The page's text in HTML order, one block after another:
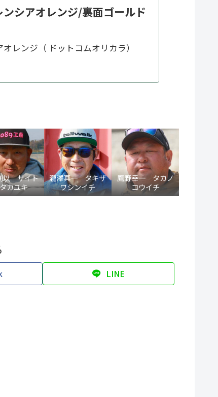
シアオレンジ/裏面ゴールド
レンジ（ ドットコムオリカラ）
以 サイト
カユキ
瀧澤真一 タキザ
ワシンイチ
鷹野幸一 タカノ
コウイチ
LINE